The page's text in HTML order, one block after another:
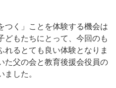
つく」ことを体験する機会は
どもたちにとって、今回のも
れるとても良い体験となりま
た父の会と教育後援会役員の
した。